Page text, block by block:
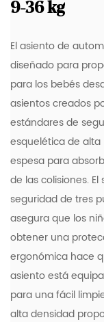
9-36 kg
El asiento de
diseñado para
para los bebés
asientos creados
estándares de
esquelética de
espesa para
de las colisiones.
seguridad de tres
asegura que los
obtener una
ergonómica hace
asiento está
para una fácil
alta densidad